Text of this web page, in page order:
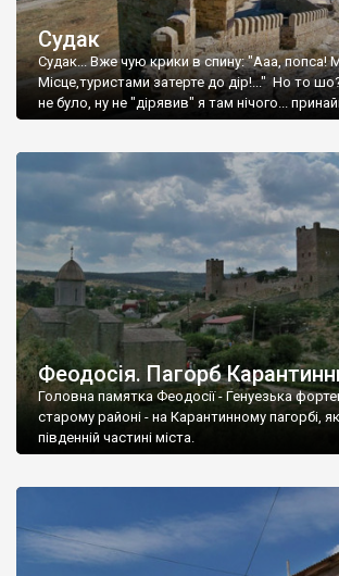
Судак
Судак... Вже чую крики в спину: "Ааа, попса!
Місце,туристами затерте до дір!..." Но то
не було, ну не "дірявив" я там нічого...
Феодосія. Пагорб
Головна памятка Феодосії - Генуезька
старому районі - на Карантинному пагорбі,
південній частині міста.